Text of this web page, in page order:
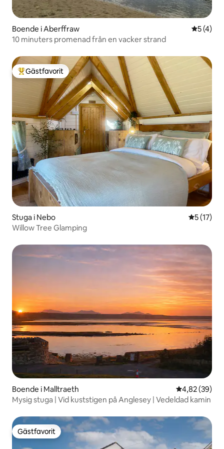
Boende i Aberffraw 5 av 5 i
5 (4)
10 minuters promenad från en vacker strand
Populär gästfavorit
Gästfavorit
Stuga i Nebo 5 av 5 i
5 (17)
Willow Tree Glamping
Boende i Malltraeth 4,82 av 5 i
4,82 (39)
Mysig stuga | Vid kuststigen på Anglesey | Vedeldad kamin
Gästfavorit
Gästfavorit